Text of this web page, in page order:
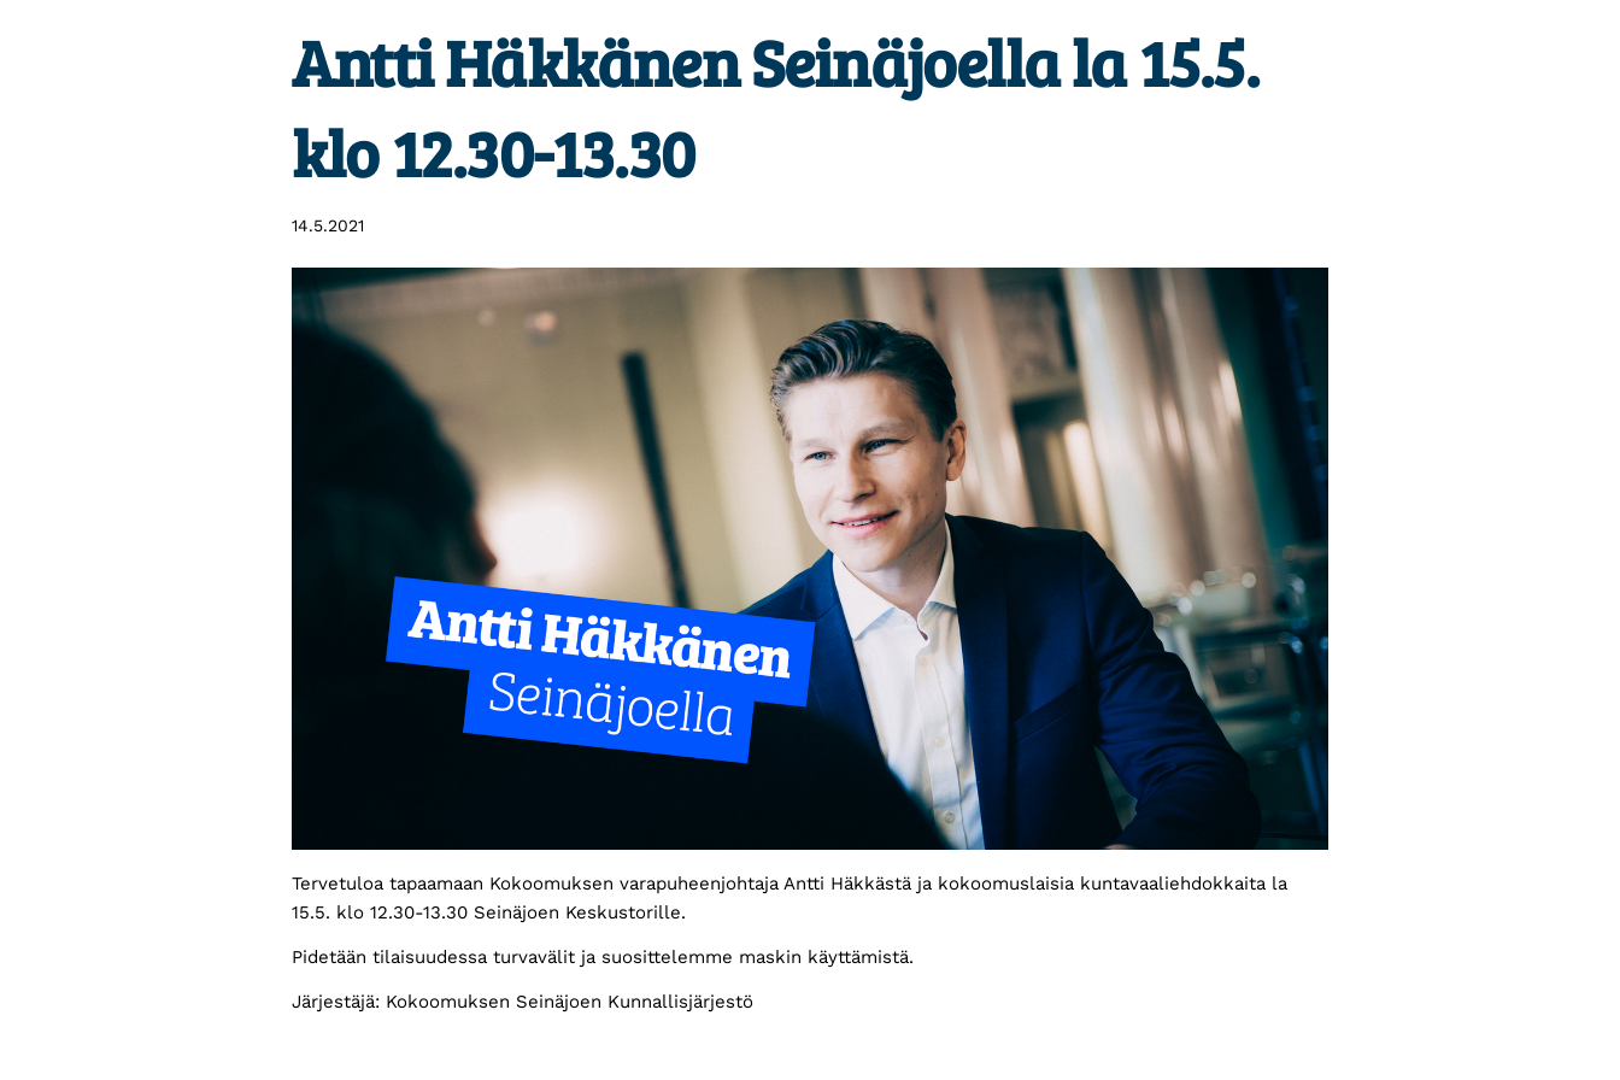
Antti Häkkänen Seinäjoella la 15.5.
klo 12.30-13.30
14.5.2021
Tervetuloa tapaamaan Kokoomuksen varapuheenjohtaja Antti Häkkästä ja kokoomuslaisia kuntavaaliehdokkaita la
15.5. klo 12.30-13.30 Seinäjoen Keskustorille.
Pidetään tilaisuudessa turvavälit ja suosittelemme maskin käyttämistä.
Järjestäjä: Kokoomuksen Seinäjoen Kunnallisjärjestö